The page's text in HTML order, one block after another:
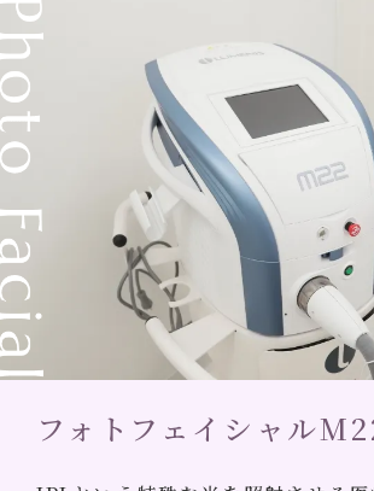
フォトフェイシャル